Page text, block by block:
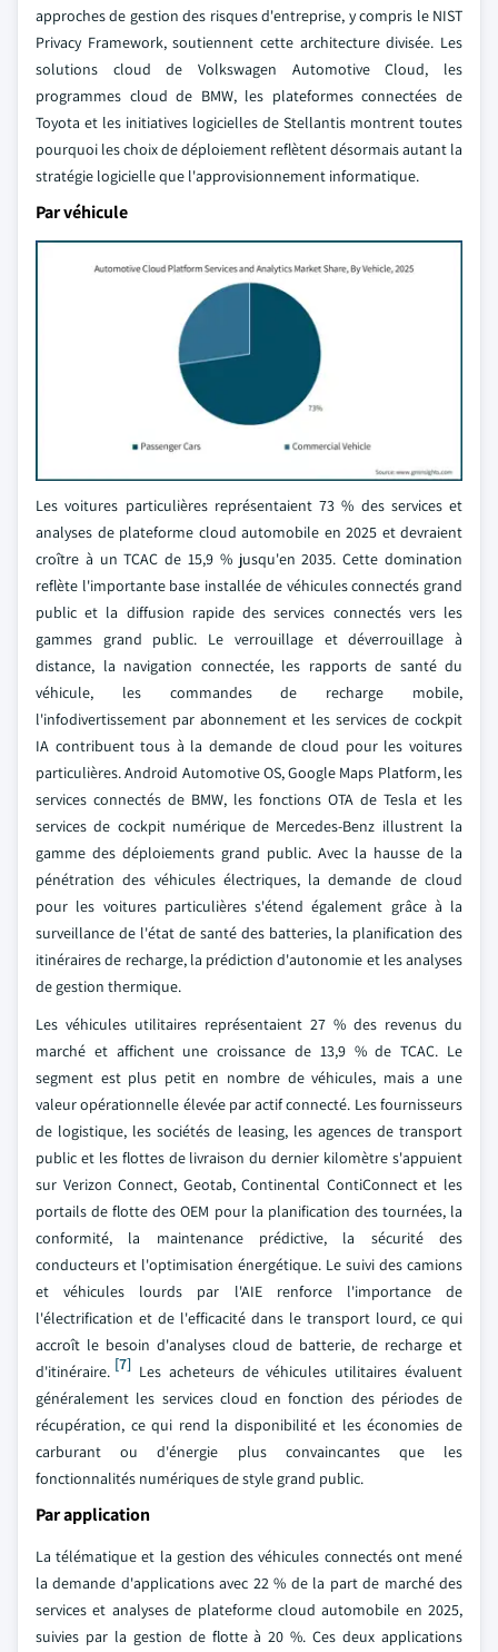
approches de gestion des risques d'entreprise, y compris le NIST
Privacy Framework, soutiennent cette architecture divisée. Les
solutions cloud de Volkswagen Automotive Cloud, les
programmes cloud de BMW, les plateformes connectées de
Toyota et les initiatives logicielles de Stellantis montrent toutes
pourquoi les choix de déploiement reflètent désormais autant la
stratégie logicielle que l'approvisionnement informatique.
Par véhicule
Les voitures particulières représentaient 73 % des services et
analyses de plateforme cloud automobile en 2025 et devraient
croître à un TCAC de 15,9 % jusqu'en 2035. Cette domination
reflète l'importante base installée de véhicules connectés grand
public et la diffusion rapide des services connectés vers les
gammes grand public. Le verrouillage et déverrouillage à
distance, la navigation connectée, les rapports de santé du
véhicule, les commandes de recharge mobile,
l'infodivertissement par abonnement et les services de cockpit
IA contribuent tous à la demande de cloud pour les voitures
particulières. Android Automotive OS, Google Maps Platform, les
services connectés de BMW, les fonctions OTA de Tesla et les
services de cockpit numérique de Mercedes-Benz illustrent la
gamme des déploiements grand public. Avec la hausse de la
pénétration des véhicules électriques, la demande de cloud
pour les voitures particulières s'étend également grâce à la
surveillance de l'état de santé des batteries, la planification des
itinéraires de recharge, la prédiction d'autonomie et les analyses
de gestion thermique.
Les véhicules utilitaires représentaient 27 % des revenus du
marché et affichent une croissance de 13,9 % de TCAC. Le
segment est plus petit en nombre de véhicules, mais a une
valeur opérationnelle élevée par actif connecté. Les fournisseurs
de logistique, les sociétés de leasing, les agences de transport
public et les flottes de livraison du dernier kilomètre s'appuient
sur Verizon Connect, Geotab, Continental ContiConnect et les
portails de flotte des OEM pour la planification des tournées, la
conformité, la maintenance prédictive, la sécurité des
conducteurs et l'optimisation énergétique. Le suivi des camions
et véhicules lourds par l'AIE renforce l'importance de
l'électrification et de l'efficacité dans le transport lourd, ce qui
accroît le besoin d'analyses cloud de batterie, de recharge et
d'itinéraire. [7] Les acheteurs de véhicules utilitaires évaluent
généralement les services cloud en fonction des périodes de
récupération, ce qui rend la disponibilité et les économies de
carburant ou d'énergie plus convaincantes que les
fonctionnalités numériques de style grand public.
Par application
La télématique et la gestion des véhicules connectés ont mené
la demande d'applications avec 22 % de la part de marché des
services et analyses de plateforme cloud automobile en 2025,
suivies par la gestion de flotte à 20 %. Ces deux applications